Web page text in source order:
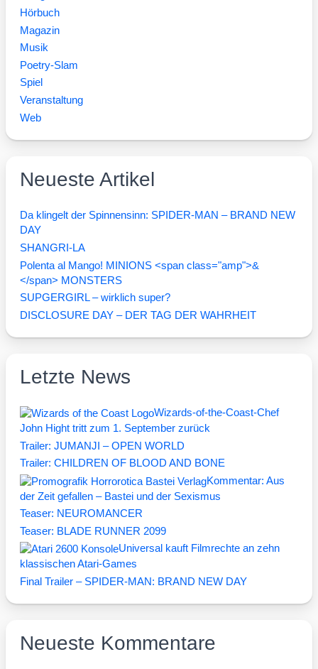
Hörbuch
Magazin
Musik
Poetry-Slam
Spiel
Veranstaltung
Web
Neueste Artikel
Da klingelt der Spinnensinn: SPIDER-MAN – BRAND NEW
DAY
SHANGRI-LA
Polenta al Mango! MINIONS <span class="amp">&
</span> MONSTERS
SUPGERGIRL – wirklich super?
DISCLOSURE DAY – DER TAG DER WAHRHEIT
Letzte News
Wizards-of-the-Coast-Chef
John Hight tritt zum 1. September zurück
Trailer: JUMANJI – OPEN WORLD
Trailer: CHILDREN OF BLOOD AND BONE
Kommentar: Aus
der Zeit gefallen – Bastei und der Sexismus
Teaser: NEUROMANCER
Teaser: BLADE RUNNER 2099
Universal kauft Filmrechte an zehn
klassischen Atari-Games
Final Trailer – SPIDER-MAN: BRAND NEW DAY
Neueste Kommentare